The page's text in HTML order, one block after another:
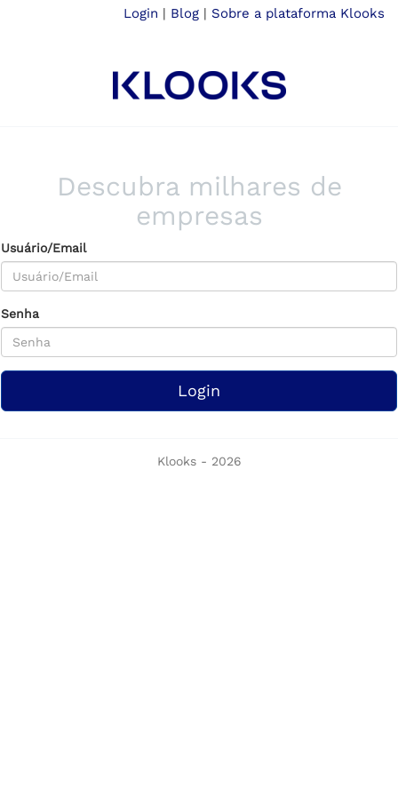
Login | Blog | Sobre a plataforma Klooks
Descubra milhares de
empresas
Usuário/Email
Senha
Login
Klooks - 2026